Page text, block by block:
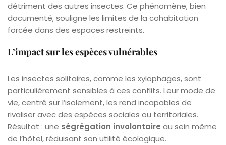
détriment des autres insectes. Ce phénomène, bien
documenté, souligne les limites de la cohabitation
forcée dans des espaces restreints.
L’impact sur les espèces vulnérables
Les insectes solitaires, comme les xylophages, sont
particulièrement sensibles à ces conflits. Leur mode de
vie, centré sur l’isolement, les rend incapables de
rivaliser avec des espèces sociales ou territoriales.
Résultat : une ségrégation involontaire au sein même
de l’hôtel, réduisant son utilité écologique.